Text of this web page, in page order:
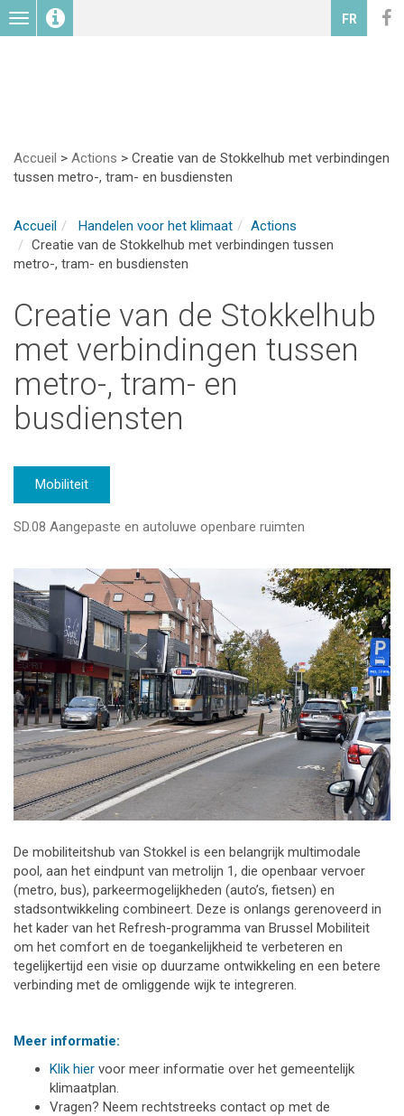
Toggle
navigation
FR
Accueil > Actions > Creatie van de Stokkelhub met verbindingen
tussen metro-, tram- en busdiensten
Accueil Handelen voor het klimaat
Actions
Creatie van de Stokkelhub met verbindingen tussen
metro-, tram- en busdiensten
Creatie van de Stokkelhub
met verbindingen tussen
metro-, tram- en
busdiensten
Mobiliteit
SD.08 Aangepaste en autoluwe openbare ruimten
De mobiliteitshub van Stokkel is een belangrijk multimodale
pool, aan het eindpunt van metrolijn 1, die openbaar vervoer
(metro, bus), parkeermogelijkheden (auto’s, fietsen) en
stadsontwikkeling combineert. Deze is onlangs gerenoveerd in
het kader van het Refresh-programma van Brussel Mobiliteit
om het comfort en de toegankelijkheid te verbeteren en
tegelijkertijd een visie op duurzame ontwikkeling en een betere
verbinding met de omliggende wijk te integreren.
Meer informatie:
Klik hier voor meer informatie over het gemeentelijk
klimaatplan.
Vragen? Neem rechtstreeks contact op met de